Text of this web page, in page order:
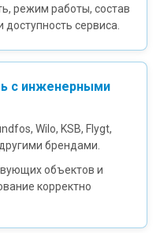
режим работы, состав
сервиса.
с инженерными
Wilo, KSB, Flygt,
брендами.
объектов и
корректно